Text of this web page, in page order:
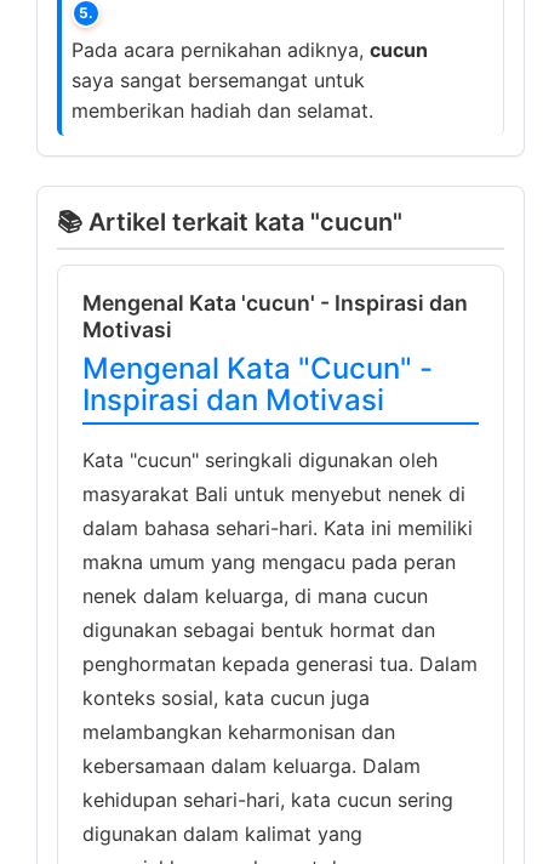
5.
Pada acara pernikahan adiknya, cucun
saya sangat bersemangat untuk
memberikan hadiah dan selamat.
📚 Artikel terkait kata "cucun"
Mengenal Kata 'cucun' - Inspirasi dan
Motivasi
Mengenal Kata "Cucun" -
Inspirasi dan Motivasi
Kata "cucun" seringkali digunakan oleh
masyarakat Bali untuk menyebut nenek di
dalam bahasa sehari-hari. Kata ini memiliki
makna umum yang mengacu pada peran
nenek dalam keluarga, di mana cucun
digunakan sebagai bentuk hormat dan
penghormatan kepada generasi tua. Dalam
konteks sosial, kata cucun juga
melambangkan keharmonisan dan
kebersamaan dalam keluarga. Dalam
kehidupan sehari-hari, kata cucun sering
digunakan dalam kalimat yang